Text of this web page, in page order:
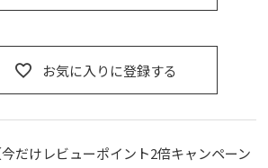
お気に入りに登録する
だけレビューポイント2倍キャンペーン